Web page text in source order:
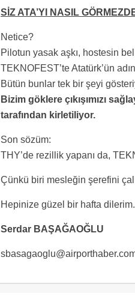
SİZ ATA’YI NASIL
Netice?
Pilotun yasak aşkı, hostesin bel
TEKNOFEST’te Atatürk’ün
Bütün bunlar tek bir şeyi
Bizim göklere çıkışımızı
tarafından kirletiliyor.
Son sözüm:
THY’de rezillik yapanı da,
Çünkü biri mesleğin şerefini
Hepinize güzel bir hafta dilerim.
Serdar BAŞAĞAOĞLU